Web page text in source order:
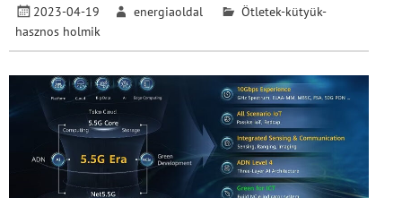
2023-04-19 energiaoldal
Ötletek-kütyük-
hasznos holmik